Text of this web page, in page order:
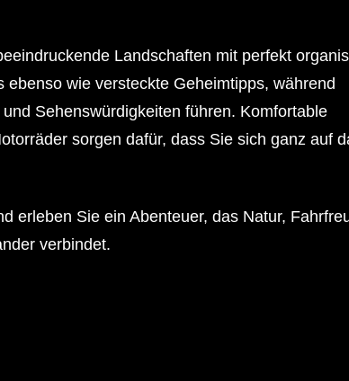
Landschaften mit perfekt
wie versteckte Geheimtipps, während
Sehenswürdigkeiten führen. Komfortable
sorgen dafür, dass Sie sich ganz auf
erleben Sie ein Abenteuer, das Natur,
verbindet.